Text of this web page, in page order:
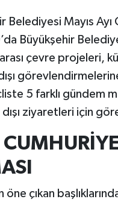
Mayıs Ayı
Büyükşehir
çevre projeleri,
5 farklı gündem
ziyaretleri için
çıkan